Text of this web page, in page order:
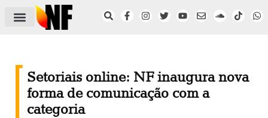
Setoriais online: NF inaugura nova
forma de comunicação com a
categoria